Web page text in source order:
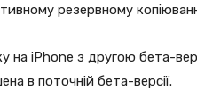
резервному
iPhone з другою бета-
в поточній бета-версії.